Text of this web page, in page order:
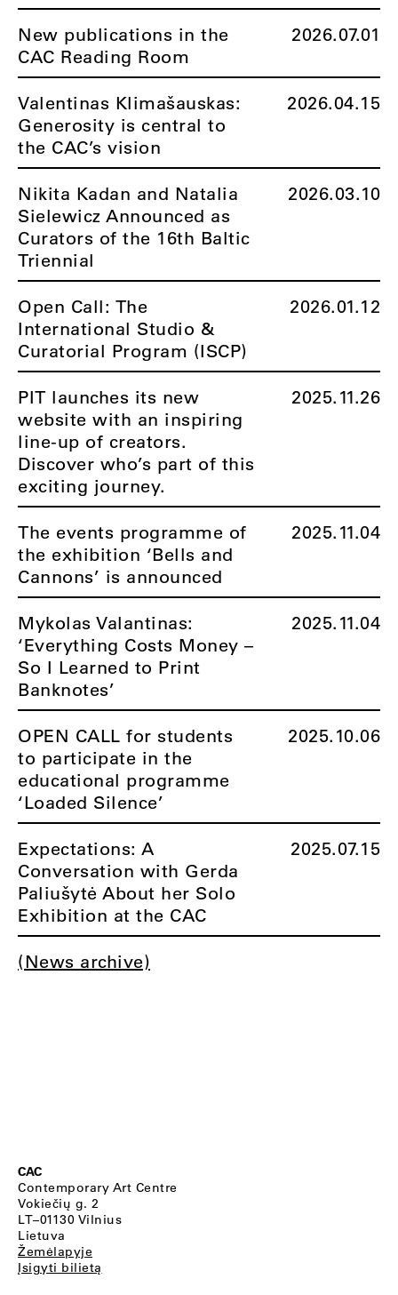
New publications in the
CAC Reading Room
2026.07.01
Valentinas Klimašauskas:
Generosity is central to
the CAC’s vision
2026.04.15
Nikita Kadan and Natalia
Sielewicz Announced as
Curators of the 16th Baltic
Triennial
2026.03.10
Open Call: The
International Studio &
Curatorial Program (ISCP)
2026.01.12
PIT launches its new
website with an inspiring
line-up of creators.
Discover who’s part of this
exciting journey.
2025.11.26
The events programme of
the exhibition ‘Bells and
Cannons’ is announced
2025.11.04
Mykolas Valantinas:
‘Everything Costs Money –
So I Learned to Print
Banknotes’
2025.11.04
OPEN CALL for students
to participate in the
educational programme
‘Loaded Silence’
2025.10.06
Expectations: A
Conversation with Gerda
Paliušytė About her Solo
Exhibition at the CAC
2025.07.15
(News archive)
CAC
Contemporary Art Centre
Vokiečių g. 2
LT–01130 Vilnius
Lietuva
Žemėlapyje
Įsigyti bilietą